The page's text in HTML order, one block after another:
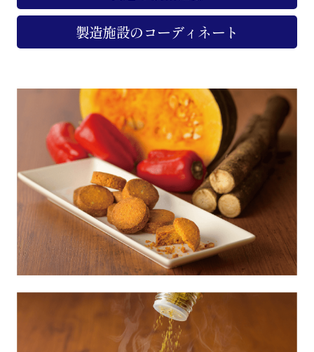
製造施設のコーディネート